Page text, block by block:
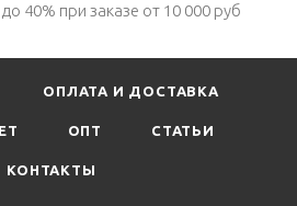
40% при заказе от 10 000 руб
ОПЛАТА И ДОСТАВКА
ОПТ СТАТЬИ
КОНТАКТЫ